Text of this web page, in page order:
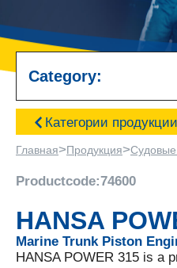
Category:
Категории продукции
Главная>Продукция>
Productcode:74600
HANSA
Marine Trunk Piston
HANSA POWER 315 is a